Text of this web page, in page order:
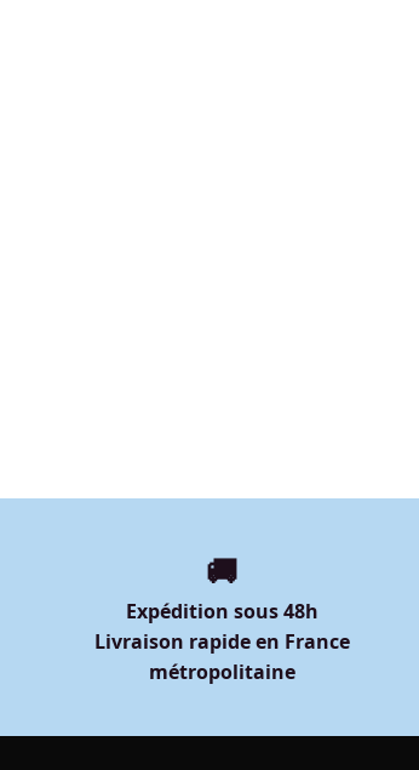
🚚
Expédition sous 48h
Livraison rapide en France
métropolitaine